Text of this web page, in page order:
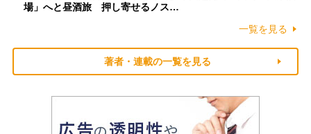
場」へと昼酒旅 押し寄せるノス…
一覧を見る
著者・連載の一覧を見る